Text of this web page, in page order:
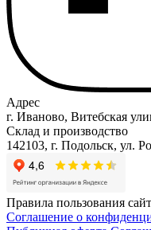
Адрес
г. Иваново, Витебская
Склад и производство
142103, г. Подольск, ул.
Правила пользования
Соглашение о